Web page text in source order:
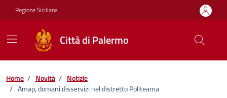
Vai ai contenuti
Vai al footer
Regione Siciliana
Città di Palermo
Home / Novità / Notizie
/ Amap, domani disservizi nel distretto Politeama